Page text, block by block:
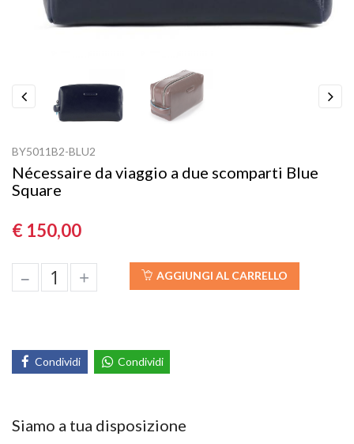
Previous
BY5011B2-BLU2
Nécessaire da viaggio a due scomparti Blue
Square
€ 150,00
– + AGGIUNGI AL CARRELLO
Condividi Condividi
Siamo a tua disposizione